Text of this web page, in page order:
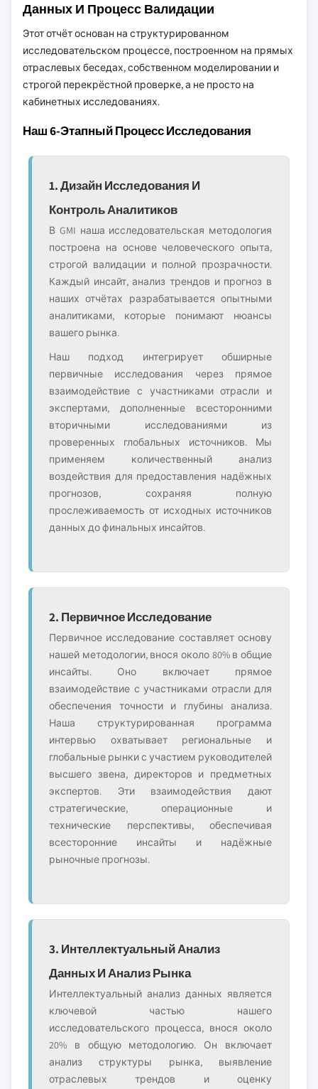
Данных И Процесс Валидации
Этот отчёт основан на структурированном
исследовательском процессе, построенном на прямых
отраслевых беседах, собственном моделировании и
строгой перекрёстной проверке, а не просто на
кабинетных исследованиях.
Наш 6-Этапный Процесс Исследования
1. Дизайн Исследования И
Контроль Аналитиков
В GMI наша исследовательская методология
построена на основе человеческого опыта,
строгой валидации и полной прозрачности.
Каждый инсайт, анализ трендов и прогноз в
наших отчётах разрабатывается опытными
аналитиками, которые понимают нюансы
вашего рынка.
Наш подход интегрирует обширные
первичные исследования через прямое
взаимодействие с участниками отрасли и
экспертами, дополненные всесторонними
вторичными исследованиями из
проверенных глобальных источников. Мы
применяем количественный анализ
воздействия для предоставления надёжных
прогнозов, сохраняя полную
прослеживаемость от исходных источников
данных до финальных инсайтов.
2. Первичное Исследование
Первичное исследование составляет основу
нашей методологии, внося около 80% в общие
инсайты. Оно включает прямое
взаимодействие с участниками отрасли для
обеспечения точности и глубины анализа.
Наша структурированная программа
интервью охватывает региональные и
глобальные рынки с участием руководителей
высшего звена, директоров и предметных
экспертов. Эти взаимодействия дают
стратегические, операционные и
технические перспективы, обеспечивая
всесторонние инсайты и надёжные
рыночные прогнозы.
3. Интеллектуальный Анализ
Данных И Анализ Рынка
Интеллектуальный анализ данных является
ключевой частью нашего
исследовательского процесса, внося около
20% в общую методологию. Он включает
анализ структуры рынка, выявление
отраслевых трендов и оценку